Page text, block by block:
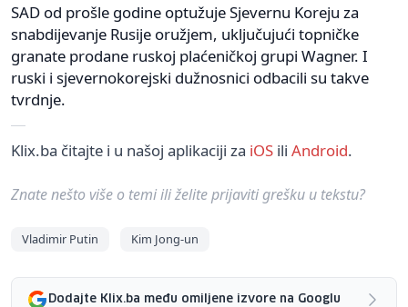
SAD od prošle godine optužuje Sjevernu Koreju za
snabdijevanje Rusije oružjem, uključujući topničke
granate prodane ruskoj plaćeničkoj grupi Wagner. I
ruski i sjevernokorejski dužnosnici odbacili su takve
tvrdnje.
Klix.ba čitajte i u našoj aplikaciji za iOS ili Android.
Znate nešto više o temi ili želite prijaviti grešku u tekstu?
Vladimir Putin Kim Jong-un
Dodajte Klix.ba među omiljene izvore na Googlu